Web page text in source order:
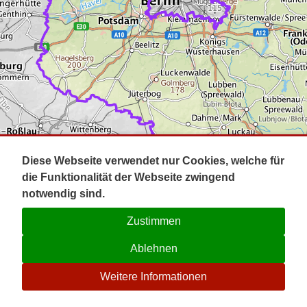
Impressum
Kontakt
☉
Diese Webseite verwendet nur Cookies, welche für
die Funktionalität der Webseite zwingend
notwendig sind.
Zustimmen
Ablehnen
Weitere Informationen